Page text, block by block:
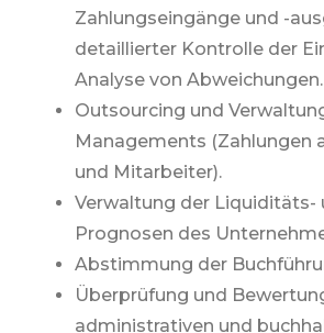
Zahlungseingänge und -
detaillierter Kontrolle der
Analyse von Abweichungen.
Outsourcing und
Managements (Zahlungen
und Mitarbeiter).
Verwaltung der Liquiditäts-
Prognosen des
Abstimmung der
Überprüfung und
administrativen und